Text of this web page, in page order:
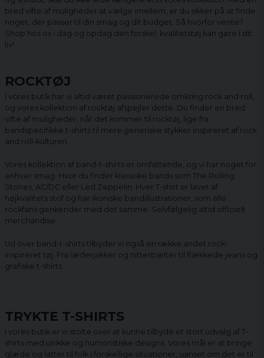
bred vifte af muligheder at vælge imellem, er du sikker på at finde
noget, der passer til din smag og dit budget. Så hvorfor vente?
Shop hos os i dag og opdag den forskel, kvalitetstøj kan gøre i dit
liv!
ROCKTØJ
I vores butik har vi altid været passionerede omkring rock and roll,
og vores kollektion af rocktøj afspejler dette. Du finder en bred
vifte af muligheder, når det kommer til rocktøj, lige fra
bandspecifikke t-shirts til mere generiske stykker inspireret af rock
and roll-kulturen.
Vores kollektion af band-t-shirts er omfattende, og vi har noget for
enhver smag. Hvor du finder klassiske bands som The Rolling
Stones, AC/DC eller Led Zeppelin. Hver T-shirt er lavet af
højkvalitets stof og har ikoniske bandillustrationer, som alle
rockfans genkender med det samme. Selvfølgelig altid officielt
merchandise.
Ud over band-t-shirts tilbyder vi også en række andet rock-
inspireret tøj. Fra læderjakker og nitterbælter til flækkede jeans og
grafiske t-shirts.
TRYKTE T-SHIRTS
I vores butik er vi stolte over at kunne tilbyde et stort udvalg af T-
shirts med unikke og humoristiske designs. Vores mål er at bringe
glæde og latter til folk i forskellige situationer, uanset om det er til